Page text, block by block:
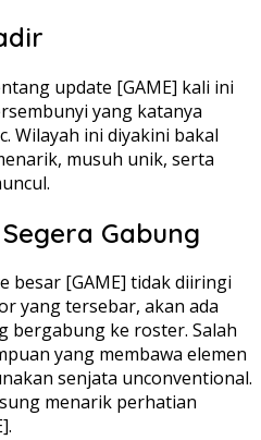
update [GAME] kali ini
yang katanya
Wilayah ini diyakini bakal
musuh unik, serta
Gabung
besar [GAME] tidak diiringi
yang tersebar, akan ada
bergabung ke roster. Salah
yang membawa elemen
senjata unconventional.
menarik perhatian